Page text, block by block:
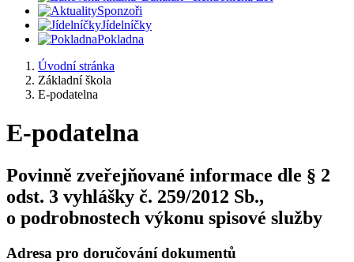
Sponzoři
Jídelníčky
Pokladna
Úvodní stránka
Základní škola
E-podatelna
E-podatelna
Povinně zveřejňované informace dle § 2
odst. 3 vyhlášky č. 259/2012 Sb.,
o podrobnostech výkonu spisové služby
Adresa pro doručování dokumentů